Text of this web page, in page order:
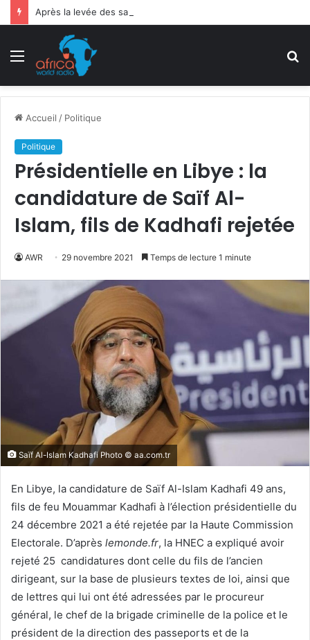
Menu
Accueil / Politique
Politique
Présidentielle en Libye : la
candidature de Saïf Al-
Islam, fils de Kadhafi rejetée
AWR 29 novembre 2021 Temps de lecture 1 minute
Saïf Al-Islam Kadhafi Photo © aa.com.tr
En Libye, la candidature de Saïf Al-Islam Kadhafi 49 ans,
fils de feu Mouammar Kadhafi à l’élection présidentielle du
24 décembre 2021 a été rejetée par la Haute Commission
Electorale. D’après lemonde.fr, la HNEC a expliqué avoir
rejeté 25 candidatures dont celle du fils de l’ancien
dirigeant, sur la base de plusieurs textes de loi, ainsi que
de lettres qui lui ont été adressées par le procureur
général, le chef de la brigade criminelle de la police et le
président de la direction des passeports et de la